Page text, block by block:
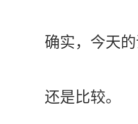
确实，今天的
还是比较。